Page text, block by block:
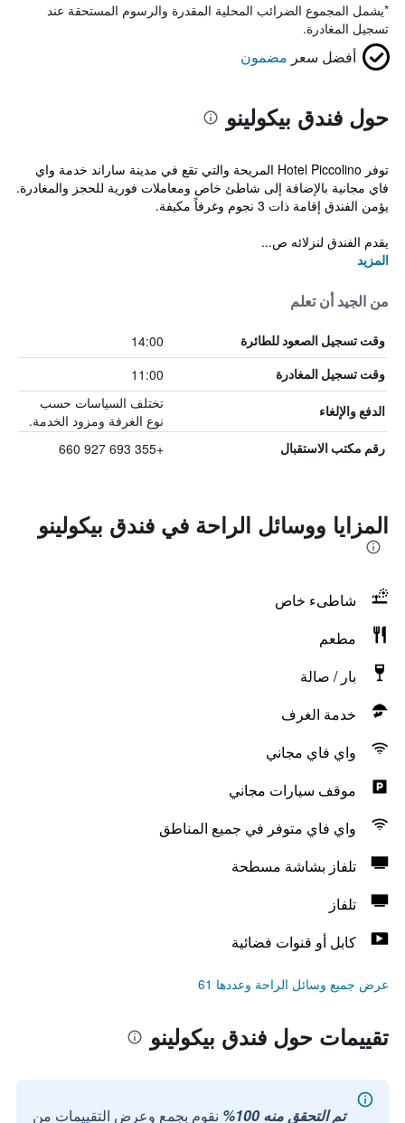
*يشمل المجموع الضرائب المحلية المقدرة والرسوم المستحقة عند
تسجيل المغادرة.
أفضل سعر مضمون
حول فندق بيكولينو
توفر Hotel Piccolino المريحة والتي تقع في مدينة ساراند خدمة واي
فاي مجانية بالإضافة إلى شاطئ خاص ومعاملات فورية للحجز والمغادرة.
يؤمن الفندق إقامة ذات 3 نجوم وغرفاً مكيفة.
يقدم الفندق لنزلائه ص...
المزيد
من الجيد أن تعلم
وقت تسجيل الصعود للطائرة 14:00
وقت تسجيل المغادرة 11:00
الدفع والإلغاء
تختلف السياسات حسب
نوع الغرفة ومزود الخدمة.
رقم مكتب الاستقبال +355 693 927 660
المزايا ووسائل الراحة في فندق بيكولينو
شاطىء خاص
مطعم
بار / صالة
خدمة الغرف
واي فاي مجاني
موقف سيارات مجاني
واي فاي متوفر في جميع المناطق
تلفاز بشاشة مسطحة
تلفاز
كابل أو قنوات فضائية
عرض جميع وسائل الراحة وعددها 61
تقييمات حول فندق بيكولينو
تم التحقق منه 100% نقوم بجمع وعرض التقييمات من